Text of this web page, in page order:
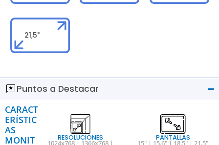
21,5"
Puntos a Destacar
CARACT
ERÍSTIC
AS
MONIT
RESOLUCIONES
1024x768 | 1366x768 |
PANTALLAS
15" | 15,6" | 18,5" | 21,5"